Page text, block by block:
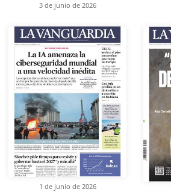
3 de junio de 2026
1 de junio de 2026